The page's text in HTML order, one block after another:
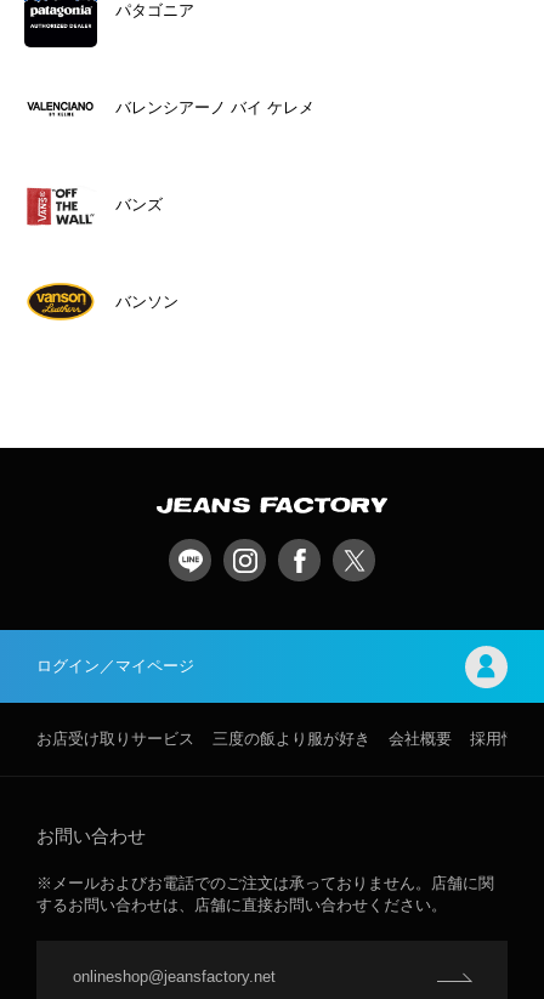
パタゴニア
バレンシアーノ バイ ケレメ
バンズ
バンソン
ログイン／マイページ
お店受け取りサービス 三度の飯より服が好き 会社概要 採用情報
お問い合わせ
※メールおよびお電話でのご注文は承っておりません。店舗に関
するお問い合わせは、店舗に直接お問い合わせください。
onlineshop@jeansfactory.net